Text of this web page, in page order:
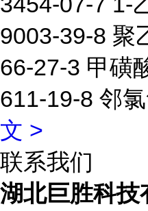
9003-39-8 聚
66-27-3 甲磺
611-19-8 邻
文 >
联系我们
湖北巨胜科技